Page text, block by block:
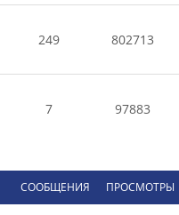
249 802713
7 97883
СООБЩЕНИЯ ПРОСМОТРЫ